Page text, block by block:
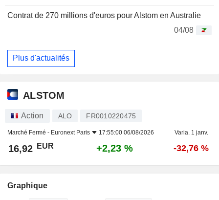
Contrat de 270 millions d'euros pour Alstom en Australie
04/08
Plus d'actualités
ALSTOM
Action ALO FR0010220475
Marché Fermé - Euronext Paris 17:55:00 06/08/2026 Varia. 1 janv.
16,92 EUR +2,23 % -32,76 %
Graphique